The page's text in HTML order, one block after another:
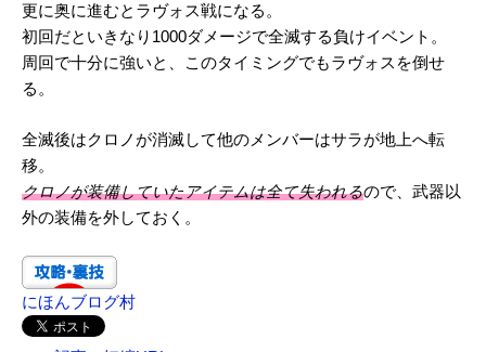
更に奥に進むとラヴォス戦になる。
初回だといきなり1000ダメージで全滅する負けイベント。
周回で十分に強いと、このタイミングでもラヴォスを倒せ
る。
全滅後はクロノが消滅して他のメンバーはサラが地上へ転
移。
クロノが装備していたアイテムは全て失われるので、武器以
外の装備を外しておく。
にほんブログ村